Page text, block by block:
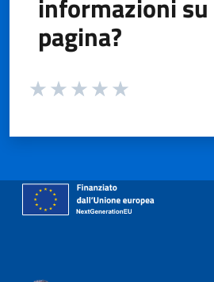
informazioni
pagina?
Valuta da 1 a 5 stelle la pagina